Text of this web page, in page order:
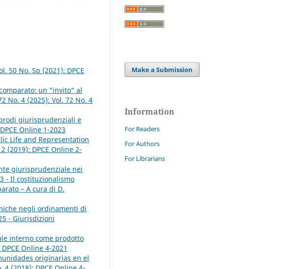
50 No. Sp (2021): DPCE
un “invito” al
No. 4 (2025): Vol. 72 No. 4
giurisprudenziali e
Online 1-2023
Life and Representation
(2019): DPCE Online 2-
giurisprudenziale nei
- Il costituzionalismo
– A cura di D.
negli ordinamenti di
- Giurisdizioni
interno come prodotto
Online 4-2021
originarias en el
Make a Submission
Information
For Readers
For Authors
For Librarians